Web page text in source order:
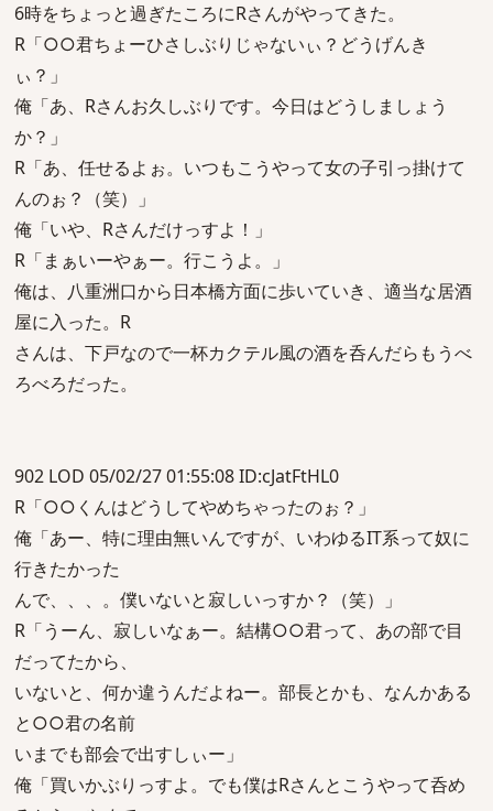
6時をちょっと過ぎたころにRさんがやってきた。
R「○○君ちょーひさしぶりじゃないぃ？どうげんき
ぃ？」
俺「あ、Rさんお久しぶりです。今日はどうしましょう
か？」
R「あ、任せるよぉ。いつもこうやって女の子引っ掛けて
んのぉ？（笑）」
俺「いや、Rさんだけっすよ！」
R「まぁいーやぁー。行こうよ。」
俺は、八重洲口から日本橋方面に歩いていき、適当な居酒
屋に入った。R
さんは、下戸なので一杯カクテル風の酒を呑んだらもうべ
ろべろだった。
902 LOD 05/02/27 01:55:08 ID:cJatFtHL0
R「○○くんはどうしてやめちゃったのぉ？」
俺「あー、特に理由無いんですが、いわゆるIT系って奴に
行きたかった
んで、、、。僕いないと寂しいっすか？（笑）」
R「うーん、寂しいなぁー。結構○○君って、あの部で目
だってたから、
いないと、何か違うんだよねー。部長とかも、なんかある
と○○君の名前
いまでも部会で出すしぃー」
俺「買いかぶりっすよ。でも僕はRさんとこうやって呑め